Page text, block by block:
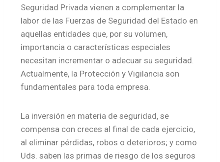
Seguridad Privada vienen a complementar la
labor de las Fuerzas de Seguridad del Estado en
aquellas entidades que, por su volumen,
importancia o características especiales
necesitan incrementar o adecuar su seguridad.
Actualmente, la Protección y Vigilancia son
fundamentales para toda empresa.
La inversión en materia de seguridad, se
compensa con creces al final de cada ejercicio,
al eliminar pérdidas, robos o deterioros; y como
Uds. saben las primas de riesgo de los seguros